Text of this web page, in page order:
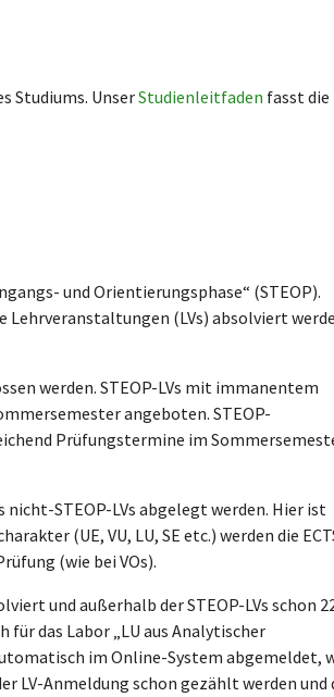
Studiums. UnserStudienleitfaden fasst die
und Orientierungsphase“ (STEOP).
Lehrveranstaltungen (LVs) absolviert
werden. STEOP-LVs mit immanentem
angeboten. STEOP-
Prüfungstermine im
nicht-STEOP-LVs abgelegt werden. Hier ist
(UE, VU, LU, SE etc.) werden die
(wie bei VOs).
und außerhalb der STEOP-LVs schon
für das Labor „LU aus Analytischer
im Online-System abgemeldet,
LV-Anmeldung schon gezählt werden und